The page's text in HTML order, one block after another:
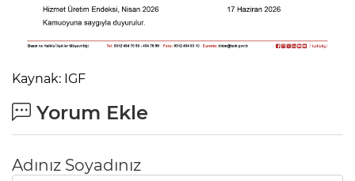
Kaynak: IGF
Yorum Ekle
Adınız Soyadınız